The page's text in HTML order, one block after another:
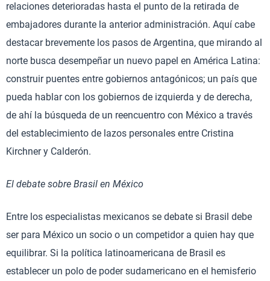
relaciones deterioradas hasta el punto de la retirada de
embajadores durante la anterior administración. Aquí cabe
destacar brevemente los pasos de Argentina, que mirando al
norte busca desempeñar un nuevo papel en América Latina:
construir puentes entre gobiernos antagónicos; un país que
pueda hablar con los gobiernos de izquierda y de derecha,
de ahí la búsqueda de un reencuentro con México a través
del establecimiento de lazos personales entre Cristina
Kirchner y Calderón.
El debate sobre Brasil en México
Entre los especialistas mexicanos se debate si Brasil debe
ser para México un socio o un competidor a quien hay que
equilibrar. Si la política latinoamericana de Brasil es
establecer un polo de poder sudamericano en el hemisferio